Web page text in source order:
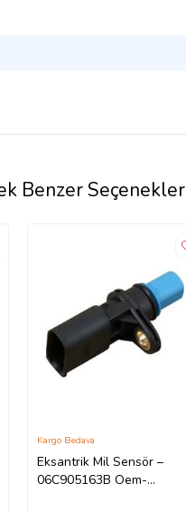
Benzer Seçenekler
Eksantrik Mil Sensör –
06C905163B Oem-
Kargo Bedava